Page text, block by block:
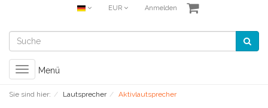
EUR Anmelden
Toggle
navigation
Menü
Sie sind hier: Lautsprecher Aktivlautsprecher